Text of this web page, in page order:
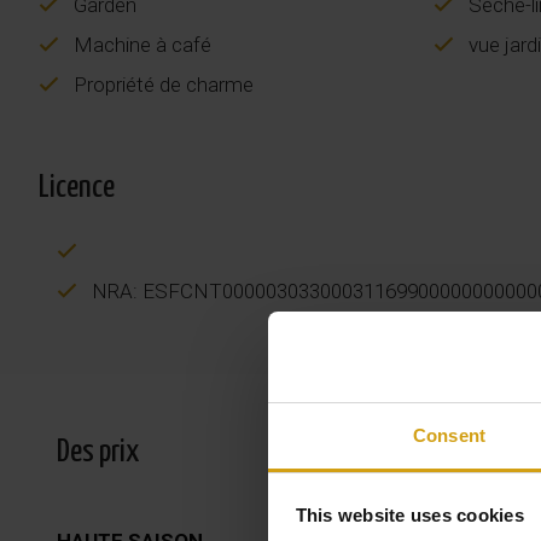
Consent
This website uses cookies
Machine à café
vue
Propriété de charme
Licence
NRA:
Des prix